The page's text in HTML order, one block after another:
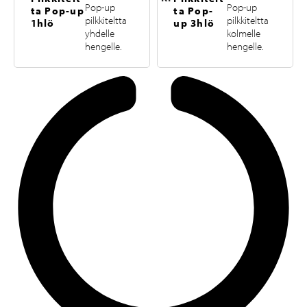
ta Pop-up
1hlö
Pop-up
pilkkiteltta
yhdelle
hengelle.
ta Pop-
up 3hlö
Pop-up
pilkkiteltta
kolmelle
hengelle.